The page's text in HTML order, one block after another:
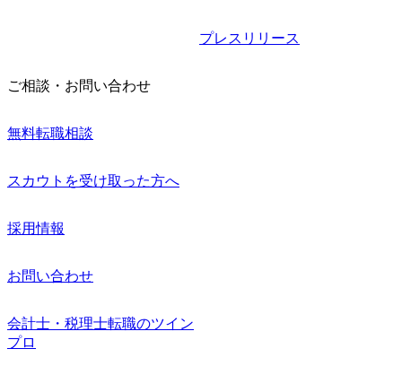
プレスリリース
ご相談・お問い合わせ
無料転職相談
スカウトを受け取った方へ
採用情報
お問い合わせ
会計士・税理士転職のツイン
プロ